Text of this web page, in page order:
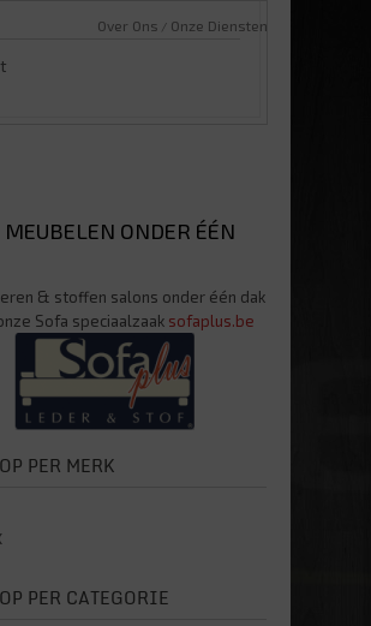
Over Ons Onze Diensten
MEUBELEN ONDER ÉÉN
& stoffen salons onder één dak
Sofa speciaalzaak sofaplus.be
PER MERK
PER CATEGORIE